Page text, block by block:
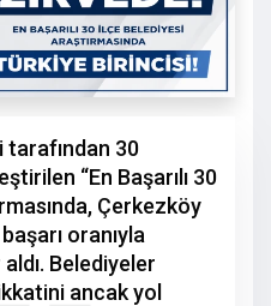
tarafından 30
“En Başarılı 30
Çerkezköy
oranıyla
Belediyeler
ancak yol